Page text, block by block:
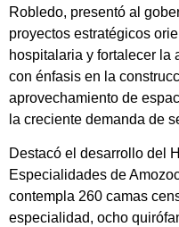
Robledo, presentó al
proyectos estratégicos
hospitalaria y fortalecer la
con énfasis en la
aprovechamiento de
la creciente demanda de
Destacó el desarrollo del
Especialidades de
contempla 260 camas
especialidad, ocho